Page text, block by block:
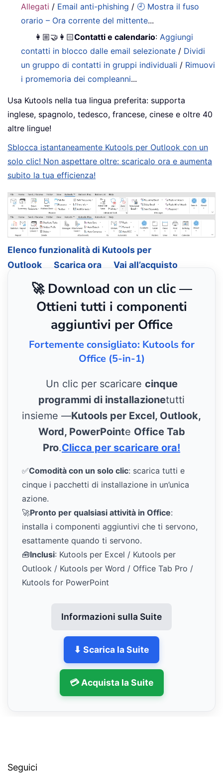
Allegati / Email anti-phishing / 🕘 Mostra il fuso
orario – Ora corrente del mittente...
👩🏼‍🤝‍👩🏻Contatti e calendario:Aggiungi
contatti in blocco dalle email selezionate / Dividi
un gruppo di contatti in gruppi individuali / Rimuovi
i promemoria dei compleanni...
Usa Kutools nella tua lingua preferita: supporta
inglese, spagnolo, tedesco, francese, cinese e oltre 40
altre lingue!
Sblocca istantaneamente Kutools per Outlook con un
solo clic! Non aspettare oltre: scaricalo ora e aumenta
subito la tua efficienza!
Elenco funzionalità di Kutools per
Outlook
Scarica ora Vai all’acquisto
🚀 Download con un clic —
Ottieni tutti i componenti
aggiuntivi per Office
Fortemente consigliato: Kutools for
Office (5-in-1)
Un clic per scaricare cinque
programmi di installazionetutti
insieme —Kutools per Excel, Outlook,
Word, PowerPointe Office Tab
Pro.Clicca per scaricare ora!
✅Comodità con un solo clic: scarica tutti e
cinque i pacchetti di installazione in un’unica
azione.
🚀Pronto per qualsiasi attività in Office:
installa i componenti aggiuntivi che ti servono,
esattamente quando ti servono.
🧰Inclusi: Kutools per Excel / Kutools per
Outlook / Kutools per Word / Office Tab Pro /
Kutools for PowerPoint
Informazioni sulla Suite
⬇ Scarica la Suite
💳 Acquista la Suite
Seguici